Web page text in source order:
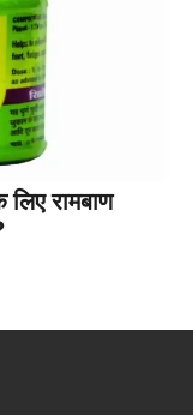
लिए रामबाण